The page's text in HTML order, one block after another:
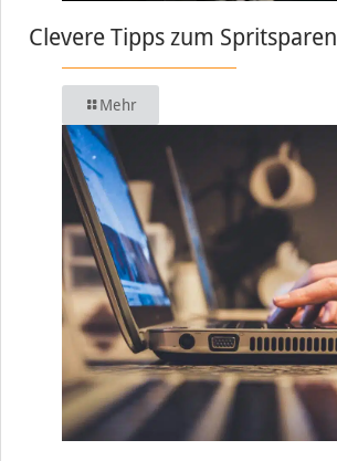
Clevere Tipps zum Spritsparen
Mehr